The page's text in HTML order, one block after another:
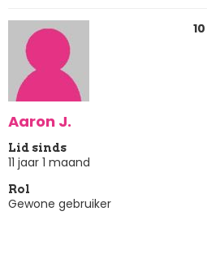
Aaron J.
Lid sinds
11 jaar 1 maand
Rol
Gewone gebruiker